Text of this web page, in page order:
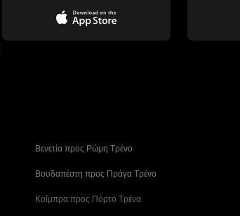
Βενετία προς Ρώμη Τρένο
Βουδαπέστη προς Πράγα Tρένο
Κοΐμπρα προς Πόρτο Τρένα